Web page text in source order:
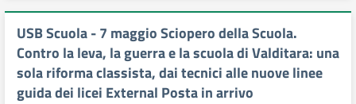
USB Scuola - 7 maggio Sciopero della Scuola.
Contro la leva, la guerra e la scuola di Valditara: una
sola riforma classista, dai tecnici alle nuove linee
guida dei licei External Posta in arrivo